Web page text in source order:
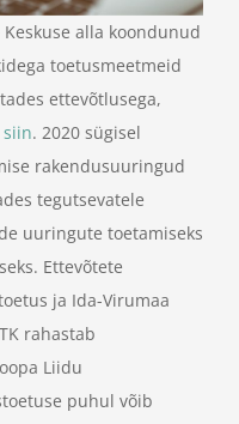
alla koondunud
toetusmeetmeid
ettevõtlusega,
siin. 2020 sügisel
rakendusuuringud
tegutsevatele
uuringute toetamiseks
Ettevõtete
ja Ida-Virumaa
rahastab
Liidu
puhul võib